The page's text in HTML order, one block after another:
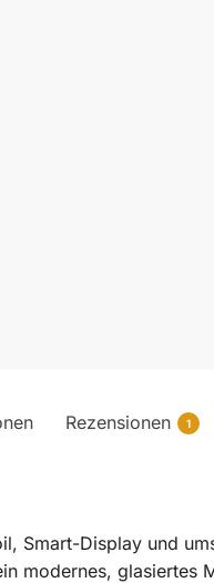
Rezensionen 1
Smart-Display und
modernes, glasiertes